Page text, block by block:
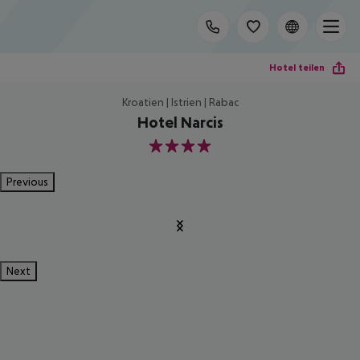
Hotel teilen
Kroatien | Istrien | Rabac
Hotel Narcis
4
Previous
Next